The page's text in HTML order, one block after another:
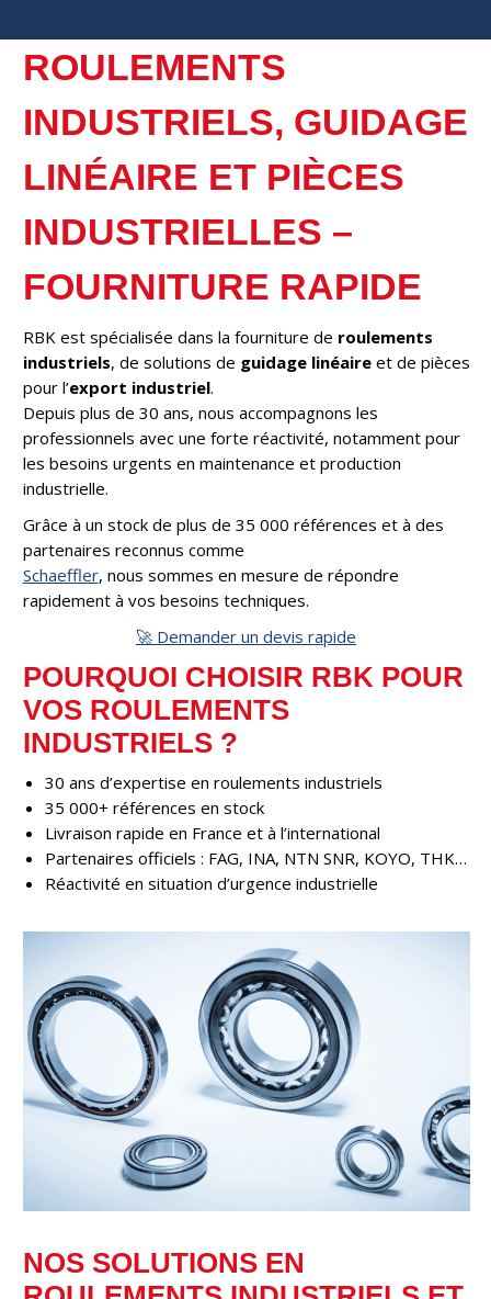
ROULEMENTS
INDUSTRIELS, GUIDAGE
LINÉAIRE ET PIÈCES
INDUSTRIELLES –
FOURNITURE RAPIDE
RBK est spécialisée dans la fourniture de roulements
industriels, de solutions de guidage linéaireet de pièces
pour l’export industriel.
Depuis plus de 30 ans, nous accompagnons les
professionnels avec une forte réactivité, notamment pour
les besoins urgents en maintenance et production
industrielle.
Grâce à un stock de plus de 35 000 références et à des
partenaires reconnus comme
Schaeffler, nous sommes en mesure de répondre
rapidement à vos besoins techniques.
🚀 Demander un devis rapide
POURQUOI CHOISIR RBK POUR
VOS ROULEMENTS
INDUSTRIELS ?
30 ans d’expertise en roulements industriels
35 000+ références en stock
Livraison rapide en France et à l’international
Partenaires officiels : FAG, INA, NTN SNR, KOYO, THK…
Réactivité en situation d’urgence industrielle
NOS SOLUTIONS EN